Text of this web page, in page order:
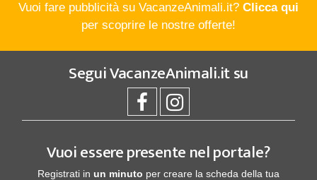
Vuoi fare pubblicità su VacanzeAnimali.it? Clicca qui
per scoprire le nostre offerte!
SeguiVacanzeAnimali.itsu
Vuoi essere presente nel portale?
Registrati in un minuto per creare la scheda della tua